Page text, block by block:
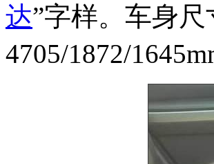
达”字样。车身
4705/1872/